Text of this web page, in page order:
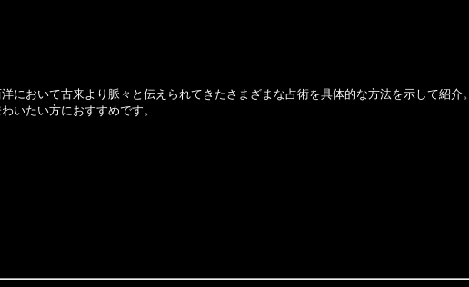
おいて古来より脈々と伝えられてきたさまざまな占術を具体的な方法を示して紹介。
たい方におすすめです。